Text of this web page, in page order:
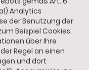
Analytics
der Benutzung der
Beispiel Cookies.
über Ihre
Regel an einen
und dort